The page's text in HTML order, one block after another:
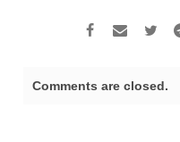
Comments are closed.